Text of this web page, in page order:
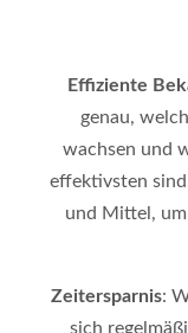
Effiziente
genau,
wachsen und
effektivsten
und Mittel,
Zeitersparnis:
sich